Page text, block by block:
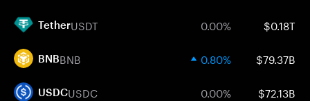
TetherUSDT 0.00% $0.18T
BNBBNB 0.80% $79.37B
USDCUSDC 0.00% $72.13B